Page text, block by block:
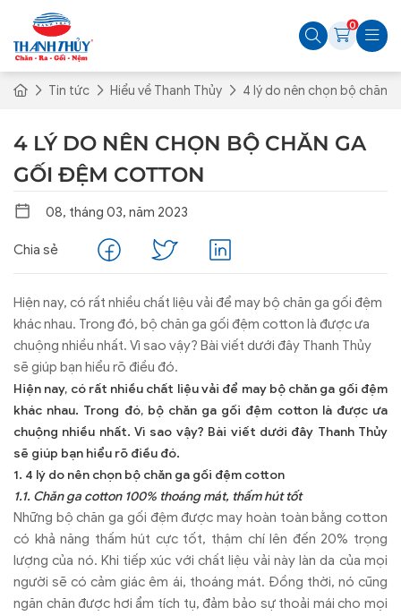
0
Tin tức Hiểu về Thanh Thủy 4 lý do nên chọn bộ chăn
4 LÝ DO NÊN CHỌN BỘ CHĂN GA
GỐI ĐỆM COTTON
08, tháng 03, năm 2023
Chia sẻ
Hiện nay, có rất nhiều chất liệu vải để may bộ chăn ga gối đệm
khác nhau. Trong đó, bộ chăn ga gối đệm cotton là được ưa
chuộng nhiều nhất. Vì sao vậy? Bài viết dưới đây Thanh Thủy
sẽ giúp bạn hiểu rõ điều đó.
Hiện nay, có rất nhiều chất liệu vải để may bộ chăn ga gối đệm
khác nhau. Trong đó, bộ chăn ga gối đệm cotton là được ưa
chuộng nhiều nhất. Vì sao vậy? Bài viết dưới đây Thanh Thủy
sẽ giúp bạn hiểu rõ điều đó.
1. 4 lý do nên chọn bộ chăn ga gối đệm cotton
1.1. Chăn ga cotton 100% thoáng mát, thấm hút tốt
Những bộ chăn ga gối đệm được may hoàn toàn bằng cotton
có khả năng thấm hút cực tốt, thậm chí lên đến 20% trọng
lượng của nó. Khi tiếp xúc với chất liệu vải này làn da của mọi
người sẽ có cảm giác êm ái, thoáng mát. Đồng thời, nó cũng
ngăn chăn được hơi ẩm tích tụ, đảm bảo sự thoải mái cho mọi